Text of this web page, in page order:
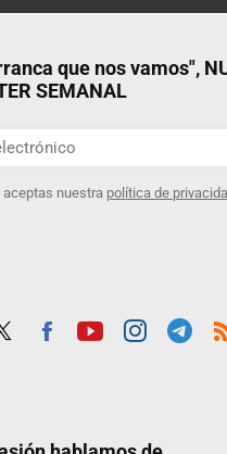
que nos vamos",
SEMANAL
nuestra política de